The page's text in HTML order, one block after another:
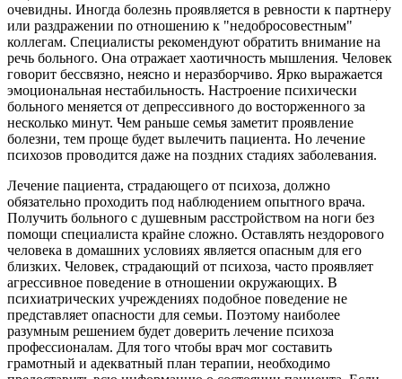
очевидны. Иногда болезнь проявляется в ревности к партнеру
или раздражении по отношению к "недобросовестным"
коллегам. Специалисты рекомендуют обратить внимание на
речь больного. Она отражает хаотичность мышления. Человек
говорит бессвязно, неясно и неразборчиво. Ярко выражается
эмоциональная нестабильность. Настроение психически
больного меняется от депрессивного до восторженного за
несколько минут. Чем раньше семья заметит проявление
болезни, тем проще будет вылечить пациента. Но лечение
психозов проводится даже на поздних стадиях заболевания.
Лечение пациента, страдающего от психоза, должно
обязательно проходить под наблюдением опытного врача.
Получить больного с душевным расстройством на ноги без
помощи специалиста крайне сложно. Оставлять нездорового
человека в домашних условиях является опасным для его
близких. Человек, страдающий от психоза, часто проявляет
агрессивное поведение в отношении окружающих. В
психиатрических учреждениях подобное поведение не
представляет опасности для семьи. Поэтому наиболее
разумным решением будет доверить лечение психоза
профессионалам. Для того чтобы врач мог составить
грамотный и адекватный план терапии, необходимо